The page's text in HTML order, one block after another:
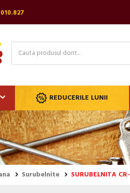
REDUCERILE LUNII
Surubelnite SURUBELNITA